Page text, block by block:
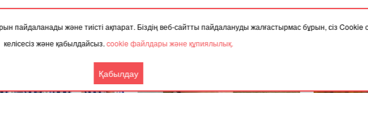
пайдаланады және тиісті ақпарат. Біздің веб-сайтты пайдалануды жалғастырмас бұрын, сіз
келісесіз және қабылдайсыз.cookie файлдары және құпиялылық.
Қабылдау